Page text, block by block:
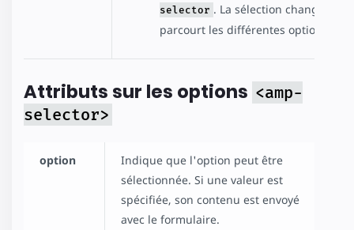
selector . La sélection change à
parcourt les différentes options à
Attributs sur les options <amp-
selector>
option
Indique que l'option peut être
sélectionnée. Si une valeur est
spécifiée, son contenu est envoyé
avec le formulaire.